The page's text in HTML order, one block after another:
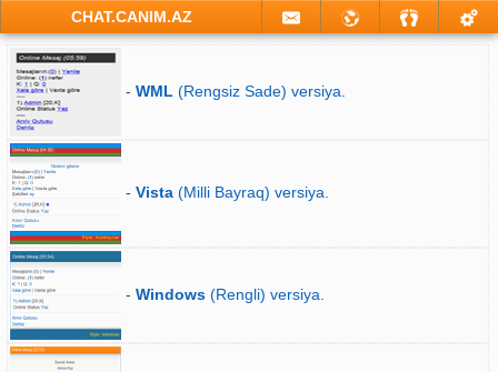
CHAT.CANIM.AZ
- WML (Rengsiz Sade) versiya.
- Vista (Milli Bayraq) versiya.
- Windows (Rengli) versiya.